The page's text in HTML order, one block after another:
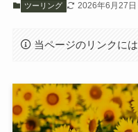
ツーリング 2026年6月27日
当ページのリンクに